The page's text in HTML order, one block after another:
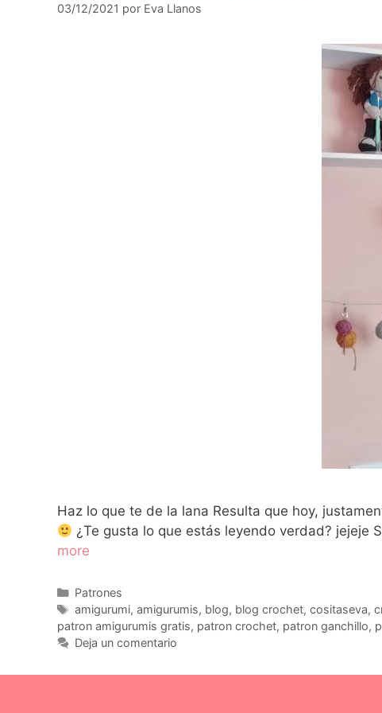
03/12/2021 por Eva Llanos
Haz lo que te de la lana Resulta que hoy,
¿Te gusta lo que estás leyendo verdad? jejeje
more
Patrones
amigurumi, amigurumis, blog, blog crochet, cositaseva,
patron amigurumis gratis, patron crochet, patron ganchillo,
Deja un comentario